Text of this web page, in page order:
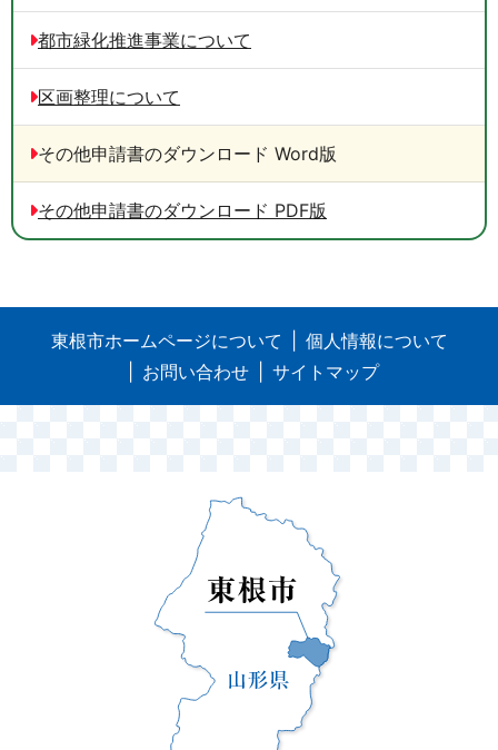
都市緑化推進事業について
区画整理について
その他申請書のダウンロード Word版
その他申請書のダウンロード PDF版
東根市ホームページについて
個人情報について
お問い合わせ
サイトマップ